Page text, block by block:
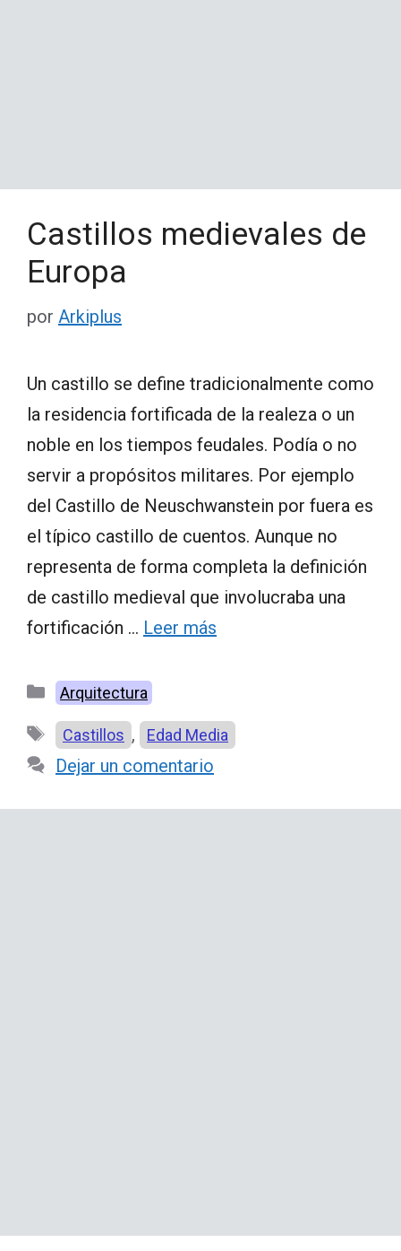
Castillos medievales de
Europa
por Arkiplus
Un castillo se define tradicionalmente como
la residencia fortificada de la realeza o un
noble en los tiempos feudales. Podía o no
servir a propósitos militares. Por ejemplo
del Castillo de Neuschwanstein por fuera es
el típico castillo de cuentos. Aunque no
representa de forma completa la definición
de castillo medieval que involucraba una
fortificación … Leer más
Categorías
Arquitectura
Etiquetas
Castillos , Edad Media
Dejar un comentario